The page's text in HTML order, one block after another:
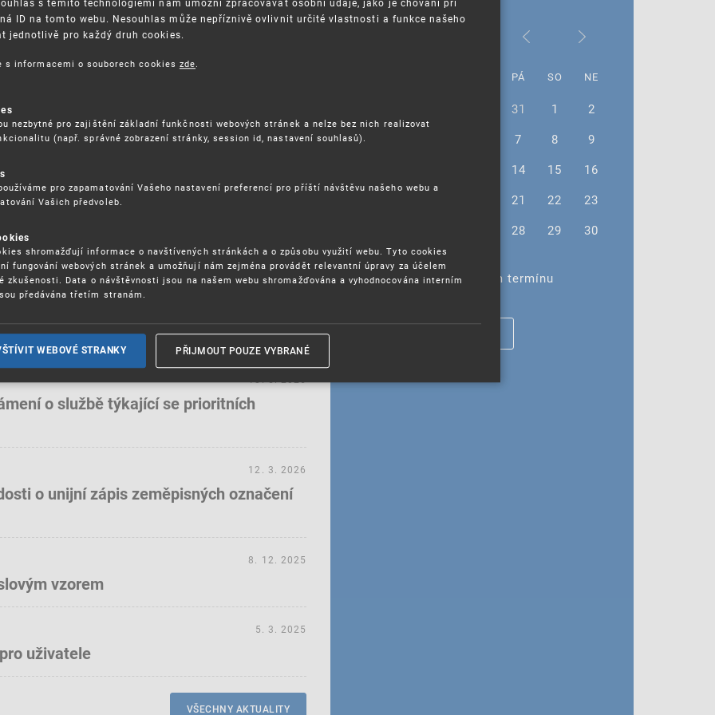
služeb - 5.8.2026
jinak (aneb když se značky hádají
17. 9. 2026
tržištích nacházejících se mimo
porušování IPR
a vymáhání IPR ve třetích zemích
o službě týkající se prioritních
18. 5. 2026
o unijní zápis zeměpisných označení
12. 3. 2026
vzorem
8. 12. 2025
uživatele
5. 3. 2025
VŠECHNY AKTUALITY
PÁ SO NE
31 1
2
7 8
9
14 15
16
21 22
23
28 29 30
Žádné akce ve vybraném termínu
ID na tomto webu. Nesouhlas může nepříznivě ovlivnit určité vlastnosti a funkce našeho
jednotlivě pro každý druh cookies.
s informacemi o souborech cookies zde
nezbytné pro zajištění základní funkčnosti webových stránek a nelze bez nich realizovat
(např. správné zobrazení stránky, session id, nastavení souhlasů).
pro zapamatování Vašeho nastavení preferencí pro příští návštěvu našeho webu a
Vašich předvoleb.
shromažďují informace o navštívených stránkách a o způsobu využití webu. Tyto cookies
fungování webových stránek a umožňují nám zejména provádět relevantní úpravy za účelem
zkušenosti. Data o návštěvnosti jsou na našem webu shromažďována a vyhodnocována interním
předávána třetím stranám.
WEBOVÉ STRANKY PŘIJMOUT POUZE VYBRANÉ